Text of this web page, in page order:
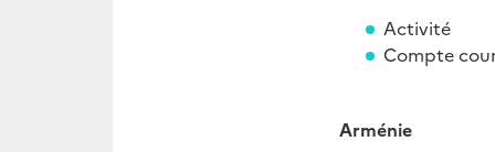
Activité
Compte
Arménie